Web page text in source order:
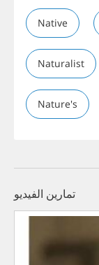
Native
Naturalist
Nature's
تمارين الفيديو